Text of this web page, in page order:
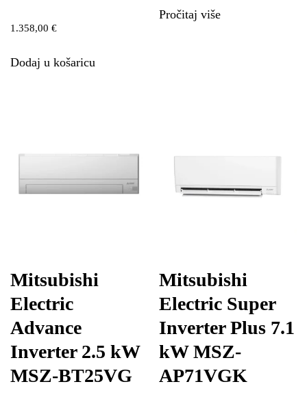
1.358,00 €
Dodaj u košaricu
Pročitaj više
Mitsubishi
Electric
Advance
Inverter 2.5 kW
MSZ-BT25VG
Mitsubishi
Electric Super
Inverter Plus 7.1
kW MSZ-
AP71VGK